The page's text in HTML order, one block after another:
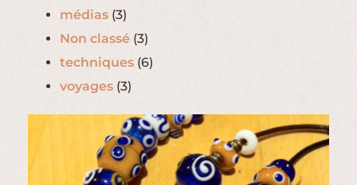
médias (3)
Non classé (3)
techniques (6)
voyages (3)